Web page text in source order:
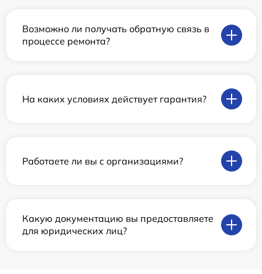
Возможно ли получать обратную связь в
процессе ремонта?
На каких условиях действует гарантия?
Работаете ли вы с организациями?
Какую документацию вы предоставляете
для юридических лиц?